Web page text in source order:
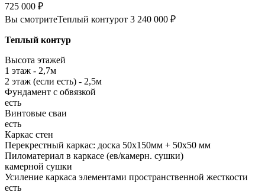
725 000 ₽
Вы смотритеТеплый контурот 3 240 000 ₽
Теплый контур
Высота этажей
1 этаж - 2,7м
2 этаж (если есть) - 2,5м
Фундамент с обвязкой
есть
Винтовые сваи
есть
Каркас стен
Перекрестный каркас: доска 50х150мм + 50х50 мм
Пиломатериал в каркасе (ев/камерн. сушки)
камерной сушки
Усиление каркаса элементами пространственной жесткости
есть